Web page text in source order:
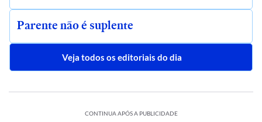
Parente não é suplente
Veja todos os editoriais do dia
CONTINUA APÓS A PUBLICIDADE